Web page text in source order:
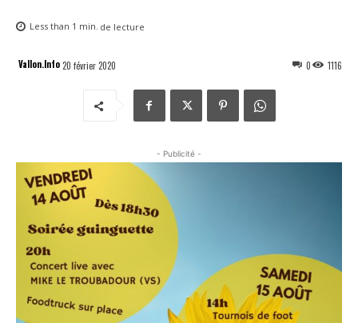
Less than 1 min. de lecture
Vallon.Info20 février 2020 1116
0
- Publicité -